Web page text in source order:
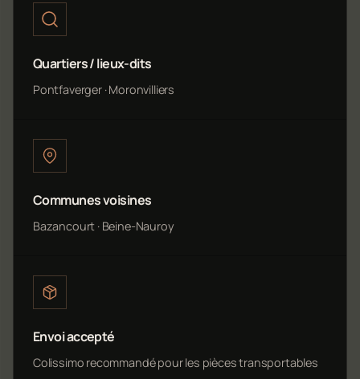
Quartiers / lieux-dits
Pontfaverger · Moronvilliers
Communes voisines
Bazancourt · Beine-Nauroy
Envoi accepté
Colissimo recommandé pour les pièces transportables